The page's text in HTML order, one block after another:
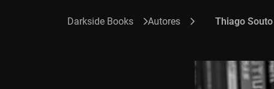
Autores Thiago Souto